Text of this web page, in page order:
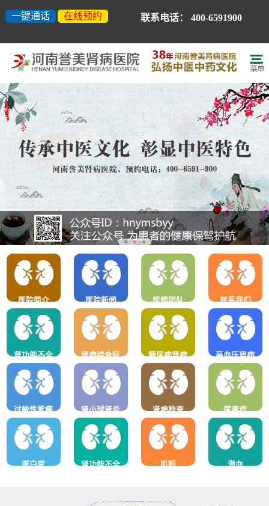
一键通话 在线预约 联系电话： 400-6591900
医院简介 医院新闻 医师团队 联系我们
肾功能不全 肾病综合征 糖尿病肾病 高血压肾病
过敏性紫癜 肾小球肾炎 肾病检查 尿毒症
蛋白尿 肾功能不全 肌酐 潜血